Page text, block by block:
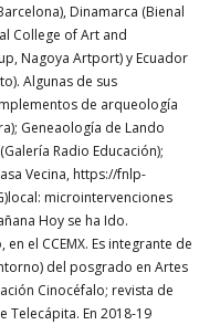
Dinamarca (Bienal
College of Art and
Nagoya Artport) y Ecuador
Algunas de sus
de arqueología
Geneaología de Lando
Radio Educación);
Vecina, https://fnlp-
microintervenciones
Hoy se ha Ido.
el CCEMX. Es integrante de
del posgrado en Artes
Cinocéfalo; revista de
Telecápita. En 2018-19